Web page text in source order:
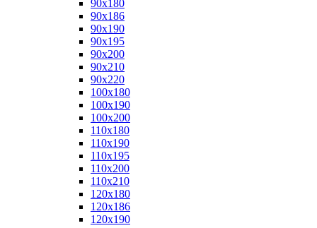
90x180
90x186
90x190
90x195
90x200
90x210
90x220
100x180
100x190
100x200
110x180
110x190
110x195
110x200
110x210
120x180
120x186
120x190